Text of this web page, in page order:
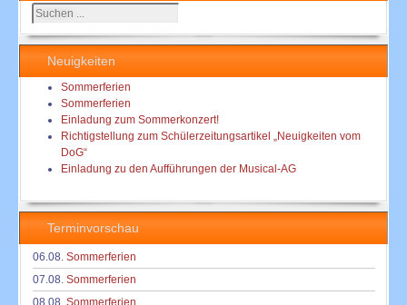
Suchen
...
Neuigkeiten
Sommerferien
Sommerferien
Einladung zum Sommerkonzert!
Richtigstellung zum Schülerzeitungsartikel „Neuigkeiten vom
DoG“
Einladung zu den Aufführungen der Musical-AG
Terminvorschau
06.08. Sommerferien
07.08. Sommerferien
08.08. Sommerferien